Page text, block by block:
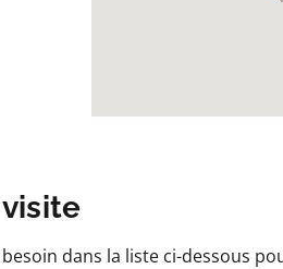
dans la liste ci-dessous